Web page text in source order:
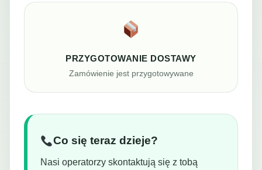
PRZYGOTOWANIE DOSTAWY
Zamówienie jest przygotowywane
Co się teraz dzieje?
Nasi operatorzy skontaktują się z tobą